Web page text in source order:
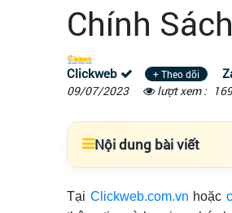
Chính
Clickweb + Theo dõi
09/07/2023 lượt xem :
Nội dung bài viết
Tại Clickweb.com.vn hoặc